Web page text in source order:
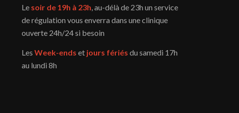
Le soir de 19h à 23h, au-délà de 23h un service
de régulation vous enverra dans une clinique
ouverte 24h/24 si besoin
LesWeek-ends et jours fériés du samedi 17h
au lundi 8h